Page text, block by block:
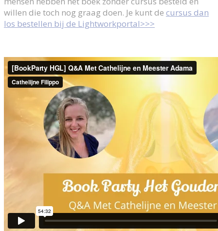
willen die toch nog graag doen. Je kunt de cursus dan
los bestellen bij de Lightworkportal>>>